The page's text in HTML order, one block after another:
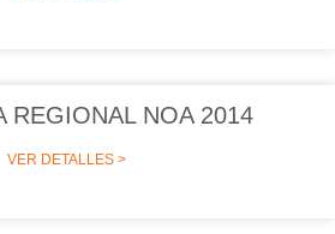
REGIONAL NOA 2014
VER DETALLES >